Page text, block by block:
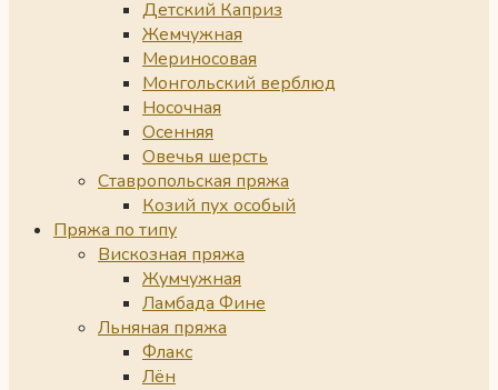
Детский Каприз
Жемчужная
Мериносовая
Монгольский верблюд
Носочная
Осенняя
Овечья шерсть
Ставропольская пряжа
Козий пух особый
Пряжа по типу
Вискозная пряжа
Жумчужная
Ламбада Фине
Льняная пряжа
Флакс
Лён